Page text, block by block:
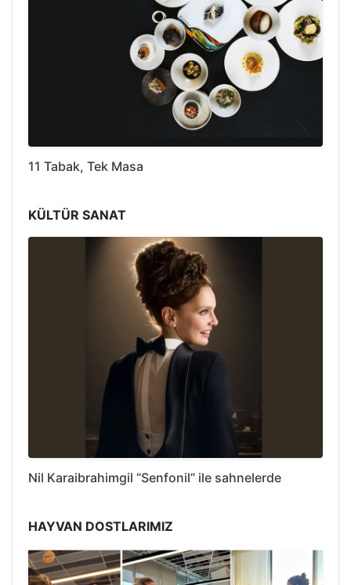
11 Tabak, Tek Masa
KÜLTÜR SANAT
Nil Karaibrahimgil “Senfonil” ile sahnelerde
HAYVAN DOSTLARIMIZ